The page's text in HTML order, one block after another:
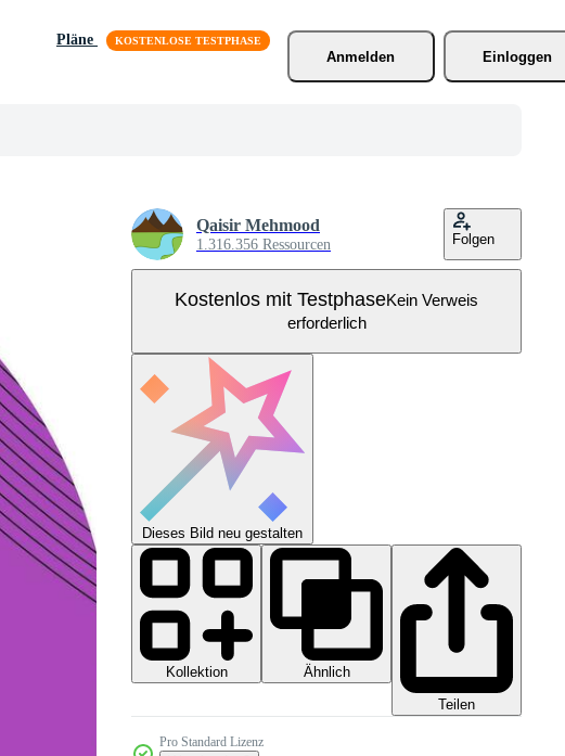
Pläne
Anmelden
Einloggen
Qaisir Mehmood
1.316.356 Ressourcen Folgen
Kostenlos mit TestphaseKein Verweis
erforderlich
Dieses Bild neu gestalten
Kollektion
Ähnlich
Teilen
Pro Standard Lizenz